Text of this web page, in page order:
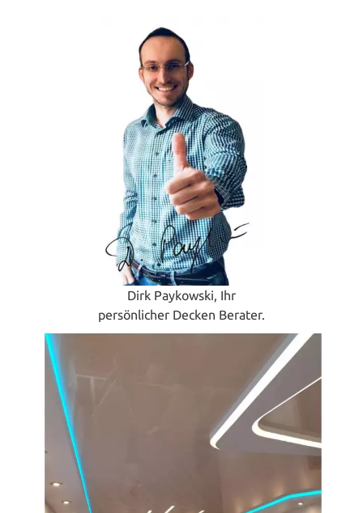
Dirk Paykowski, Ihr
persönlicher Decken Berater.